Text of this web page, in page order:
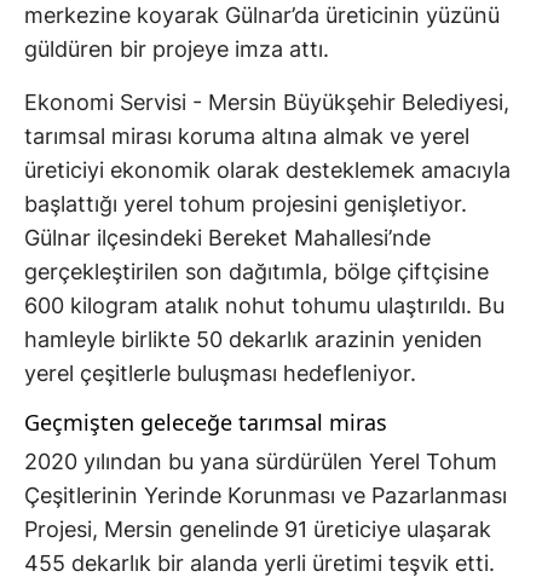
merkezine koyarak Gülnar’da üreticinin yüzünü
güldüren bir projeye imza attı.
Ekonomi Servisi - Mersin Büyükşehir Belediyesi,
tarımsal mirası koruma altına almak ve yerel
üreticiyi ekonomik olarak desteklemek amacıyla
başlattığı yerel tohum projesini genişletiyor.
Gülnar ilçesindeki Bereket Mahallesi’nde
gerçekleştirilen son dağıtımla, bölge çiftçisine
600 kilogram atalık nohut tohumu ulaştırıldı. Bu
hamleyle birlikte 50 dekarlık arazinin yeniden
yerel çeşitlerle buluşması hedefleniyor.
Geçmişten geleceğe tarımsal miras
2020 yılından bu yana sürdürülen Yerel Tohum
Çeşitlerinin Yerinde Korunması ve Pazarlanması
Projesi, Mersin genelinde 91 üreticiye ulaşarak
455 dekarlık bir alanda yerli üretimi teşvik etti.